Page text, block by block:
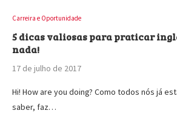
Carreira e Oportunidade
5 dicas valiosas para praticar
nada!
17 de julho de 2017
Hi! How are you doing? Como todos nós já
saber, faz…